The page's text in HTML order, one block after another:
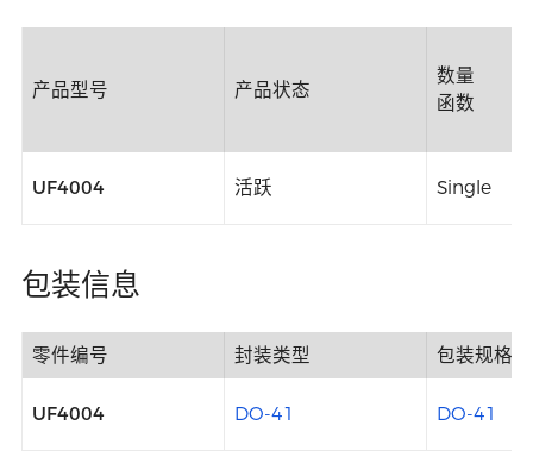
产品型号 产品状态
数量
函数
UF4004 活跃 Single
包装信息
零件编号 封装类型 包装规格
UF4004 DO-41 DO-41